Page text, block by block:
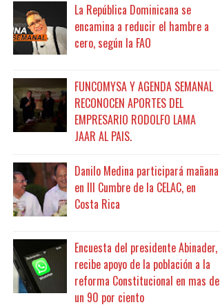
La República Dominicana se
encamina a reducir el hambre a
cero, según la FAO
FUNCOMYSA Y AGENDA SEMANAL
RECONOCEN APORTES DEL
EMPRESARIO RODOLFO LAMA
JAAR AL PAIS.
Danilo Medina participará mañana
en III Cumbre de la CELAC, en
Costa Rica
Encuesta del presidente Abinader,
recibe apoyo de la población a la
reforma Constitucional en mas de
un 90 por ciento